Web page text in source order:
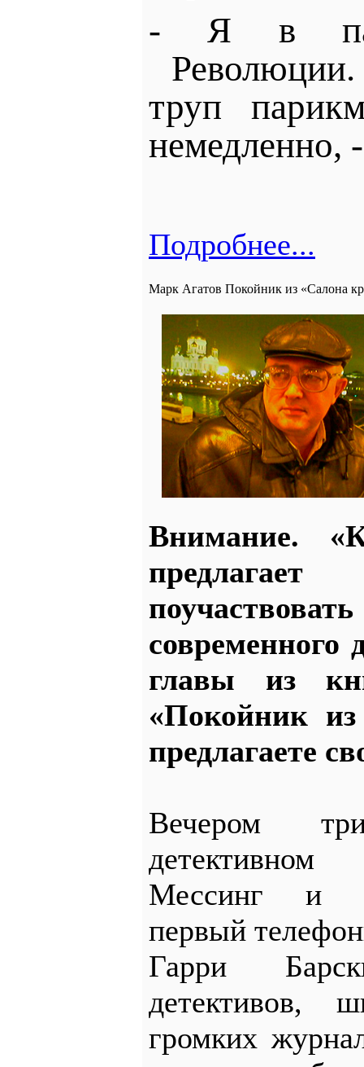
- Я в
труп
немедленно,
Подробнее...
Марк Агатов Покойник из «Салона
Внимание.
современного
главы из
«Покойник
предлагаете
Вечером
Мессинг и
первый
Гарри
детективов,
громких